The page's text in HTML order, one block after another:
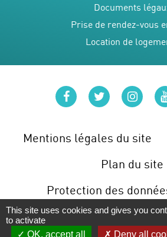
Documents
Prise de rendez-vous
Location de
Mentions légales du site
Plan du site
Protection des
Gérer les
facebooktwitter
This site uses cookies and gives you
to activate
OK, accept all
Deny all